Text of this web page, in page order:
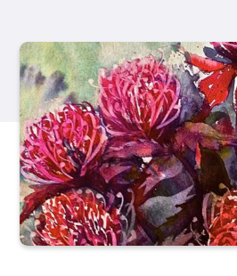
Produkte
Veranstaltungen
Blog
Ressourcen